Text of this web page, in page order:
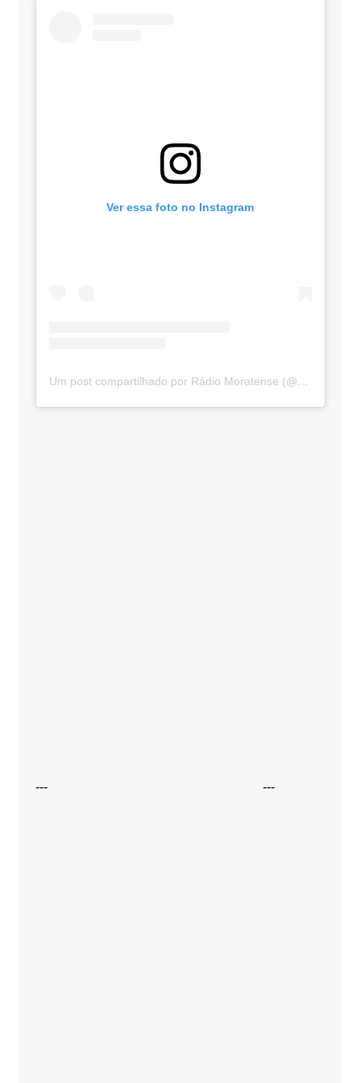
Ver essa foto no Instagram
Um post compartilhado por Rádio Moratense (@radio_moratense)
--- ---